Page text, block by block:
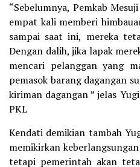
“Sebelumnya, Pemkab
empat kali memberi
sampai saat ini, mereka
Dengan dalih, jika lapak
mencari pelanggan yang
pemasok barang dagangan
kiriman dagangan ” jelas
PKL
Kendati demikian tambah
memikirkan
tetapi pemerintah akan